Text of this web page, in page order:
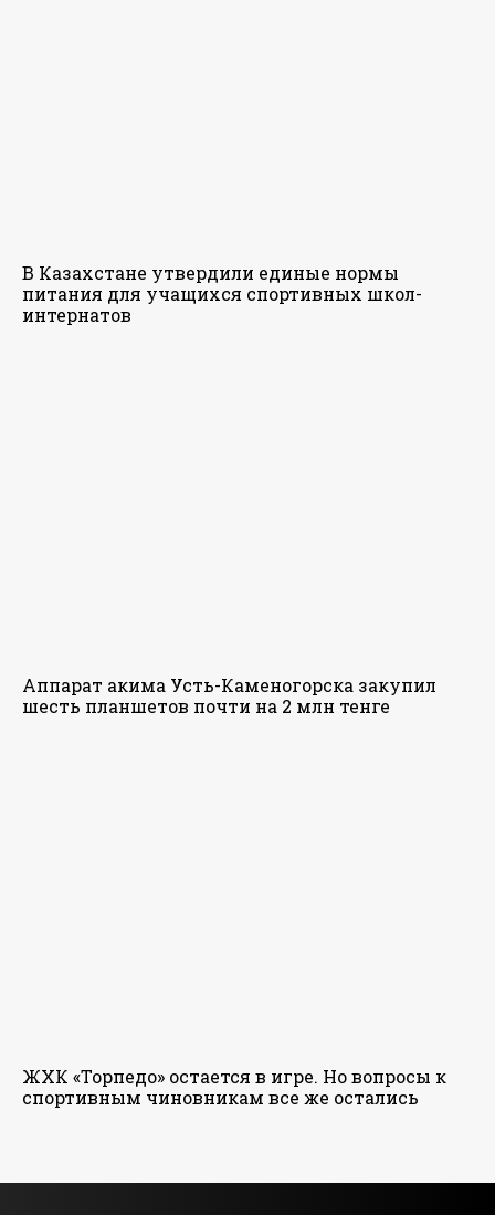
В Казахстане утвердили единые нормы
питания для учащихся спортивных школ-
интернатов
Аппарат акима Усть-Каменогорска закупил
шесть планшетов почти на 2 млн тенге
ЖХК «Торпедо» остается в игре. Но вопросы к
спортивным чиновникам все же остались